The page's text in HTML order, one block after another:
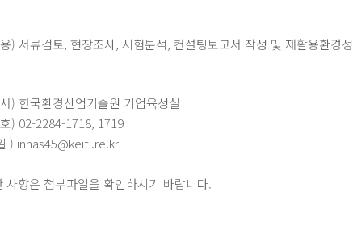
) 서류검토, 현장조사, 시험분석, 컨설팅보고서 작성 및 재활용환경
) 한국환경산업기술원 기업육성실
) 02-2284-1718, 1719
) inhas45@keiti.re.kr
사항은 첨부파일을 확인하시기 바랍니다.